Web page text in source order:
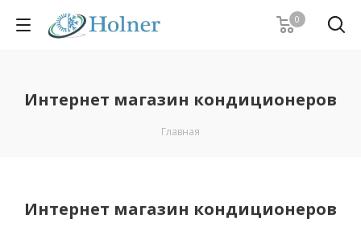
0
Интернет магазин кондиционеров
Главная
Интернет магазин кондиционеров